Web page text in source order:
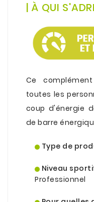
| À QUI
Ce
toutes les
coup d'énergie
de barre
Type de
Niveau
Professionnel